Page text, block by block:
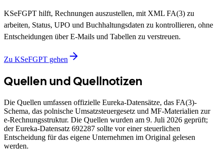
KSeFGPT hilft, Rechnungen auszustellen, mit XML FA(3) zu
arbeiten, Status, UPO und Buchhaltungsdaten zu kontrollieren, ohne
Entscheidungen über E-Mails und Tabellen zu verstreuen.
Zu KSeFGPT gehen
Quellen und Quellnotizen
Die Quellen umfassen offizielle Eureka-Datensätze, das FA(3)-
Schema, das polnische Umsatzsteuergesetz und MF-Materialien zur
e-Rechnungsstruktur. Die Quellen wurden am 9. Juli 2026 geprüft;
der Eureka-Datensatz 692287 sollte vor einer steuerlichen
Entscheidung für das eigene Unternehmen im Original gelesen
werden.